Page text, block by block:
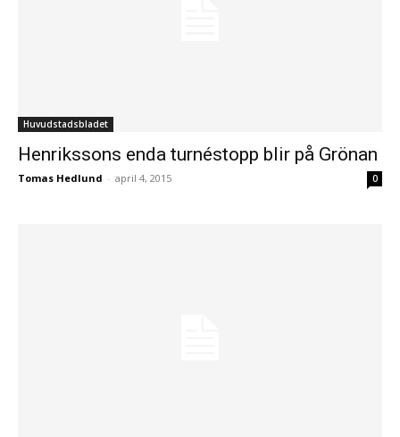
Huvudstadsbladet
Henrikssons enda turnéstopp blir på Grönan
Tomas Hedlund - april 4, 2015 0